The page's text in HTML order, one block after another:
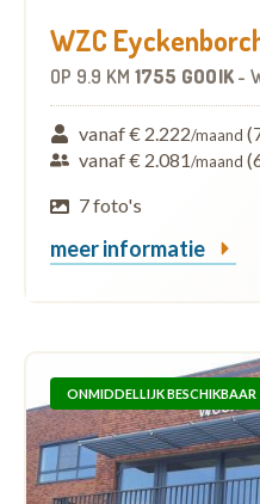
WZC
OP 9.9 KM 1755 GOOIK-
vanaf € 2.222/maand
vanaf € 2.081/maand
7 foto's
meer informatie
ONMIDDELLIJK BESCHIKBAAR